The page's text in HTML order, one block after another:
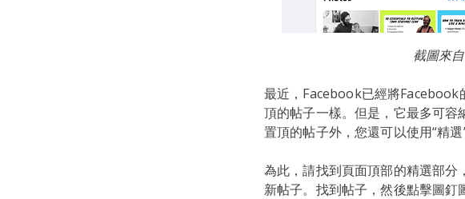
截圖來自
最近，Facebook已經將Facebook
頂的帖子一樣。但是，它最多可
置頂的帖子外，您還可以使用“精選
為此，請找到頁面頂部的精選部分
新帖子。找到帖子，然後點擊圖